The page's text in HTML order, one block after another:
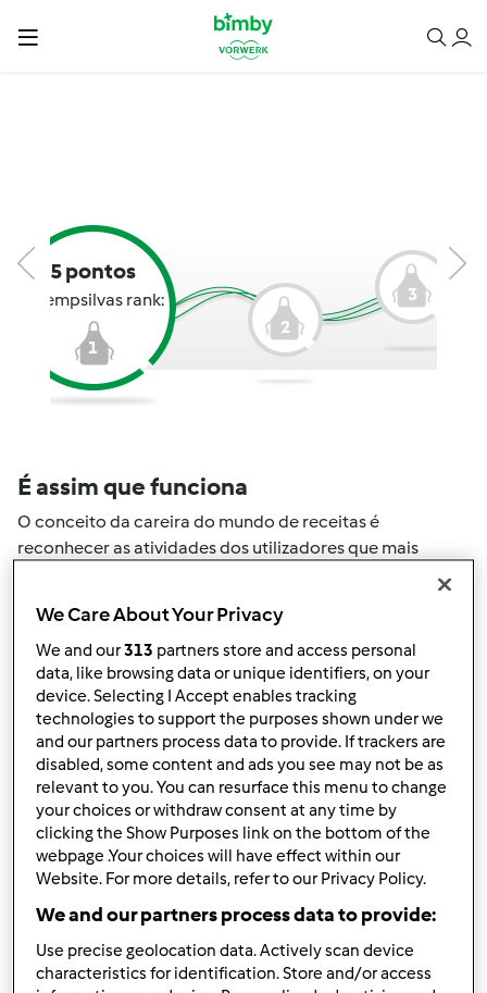
5 pontos
josempsilvas rank:
1
2
3
É assim que funciona
O conceito da careira do mundo de receitas é
reconhecer as atividades dos utilizadores que mais
pontos. Ao atingir um certo numero de pontos, atingirá
automaticamente o próximo nivel de pontos.
Como pode colecionar pontos de
actividade
Ao realizar uma das ações descritas abaixo, pode
colecionar pontos. Estes pontos serão adicionados à sua
carreira pessoal do mundo de receitas. Por favor
verifique a níveis de aventais acima e veja quantos
pontos precisa para atingir o próximo nível.
pontos
Vencedor do passatempo
We Care About Your Privacy
We and our313 partners store and access personal
data, like browsing data or unique identifiers, on your
device. Selecting I Accept enables tracking
technologies to support the purposes shown under we
and our partners process data to provide. If trackers are
disabled, some content and ads you see may not be as
relevant to you. You can resurface this menu to change
your choices or withdraw consent at any time by
clicking the Show Purposes link on the bottom of the
webpage .Your choices will have effect within our
Website. For more details, refer to our Privacy Policy.
We and our partners process data to provide:
Use precise geolocation data. Actively scan device
characteristics for identification. Store and/or access